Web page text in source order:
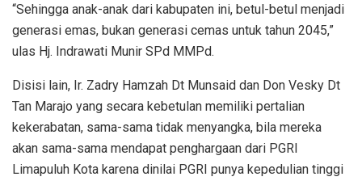
“Sehingga anak-anak dari kabupaten ini, betul-betul menjadi
generasi emas, bukan generasi cemas untuk tahun 2045,”
ulas Hj. Indrawati Munir SPd MMPd.
Disisi lain, Ir. Zadry Hamzah Dt Munsaid dan Don Vesky Dt
Tan Marajo yang secara kebetulan memiliki pertalian
kekerabatan, sama-sama tidak menyangka, bila mereka
akan sama-sama mendapat penghargaan dari PGRI
Limapuluh Kota karena dinilai PGRI punya kepedulian tinggi